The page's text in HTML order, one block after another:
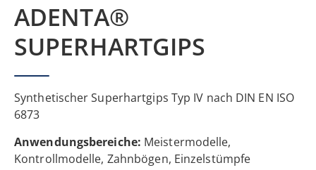
ADENTA®
SUPERHARTGIPS
Synthetischer Superhartgips Typ IV nach DIN EN ISO
6873
Anwendungsbereiche: Meistermodelle,
Kontrollmodelle, Zahnbögen, Einzelstümpfe